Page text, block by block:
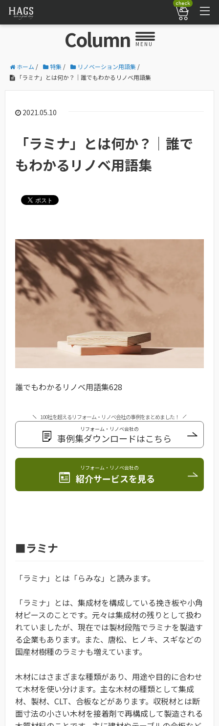
check
Column MENU
ホーム / 特集 / リノベーション用語集 /
「ラミナ」とは何か？｜誰でもわかるリノベ用語集
2021.05.10
「ラミナ」とは何か？｜誰で
もわかるリノベ用語集
誰でもわかるリノベ用語集628
100社を超えるリフォーム・リノベ会社の事例をまとめました！
リフォーム・リノベ会社の
事例集ダウンロードはこちら
リフォーム・リノベ会社の
紹介サービスを見る
■ラミナ
「ラミナ」とは「らみな」と読みます。
「ラミナ」とは、集成材を構成している挽き板や小角
材ピースのことです。元々は集成材の残りとして扱わ
れていましたが、現在では製材段階でラミナを製造す
る企業もあります。また、唐松、ヒノキ、スギなどの
国産材樹種のラミナも増えています。
木材にはさまざまな種類があり、用途や目的に合わせ
て木材を使い分けます。主な木材の種類として集成
材、製材、CLT、合板などがあります。収税材とは断
面寸法の小さい木材を接着剤で再構成して製造される